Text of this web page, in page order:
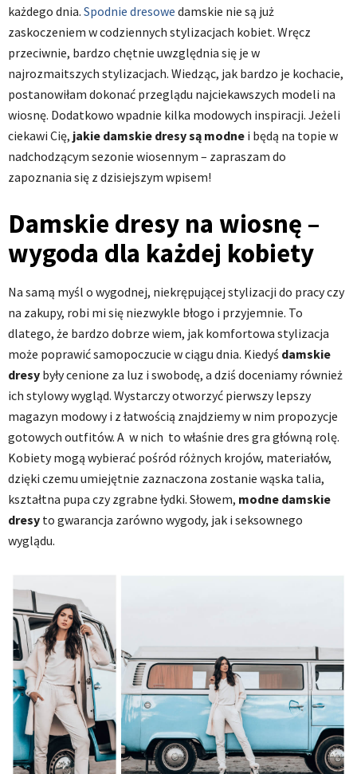
każdego dnia. Spodnie dresowe damskie nie są już
zaskoczeniem w codziennych stylizacjach kobiet. Wręcz
przeciwnie, bardzo chętnie uwzględnia się je w
najrozmaitszych stylizacjach. Wiedząc, jak bardzo je kochacie,
postanowiłam dokonać przeglądu najciekawszych modeli na
wiosnę. Dodatkowo wpadnie kilka modowych inspiracji. Jeżeli
ciekawi Cię, jakie damskie dresy są modne i będą na topie w
nadchodzącym sezonie wiosennym – zapraszam do
zapoznania się z dzisiejszym wpisem!
Damskie dresy na wiosnę –
wygoda dla każdej kobiety
Na samą myśl o wygodnej, niekrępującej stylizacji do pracy czy
na zakupy, robi mi się niezwykle błogo i przyjemnie. To
dlatego, że bardzo dobrze wiem, jak komfortowa stylizacja
może poprawić samopoczucie w ciągu dnia. Kiedyś damskie
dresy były cenione za luz i swobodę, a dziś doceniamy również
ich stylowy wygląd. Wystarczy otworzyć pierwszy lepszy
magazyn modowy i z łatwością znajdziemy w nim propozycje
gotowych outfitów. A w nich to właśnie dres gra główną rolę.
Kobiety mogą wybierać pośród różnych krojów, materiałów,
dzięki czemu umiejętnie zaznaczona zostanie wąska talia,
kształtna pupa czy zgrabne łydki. Słowem, modne damskie
dresy to gwarancja zarówno wygody, jak i seksownego
wyglądu.